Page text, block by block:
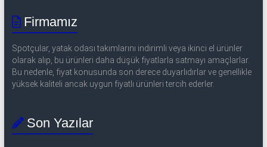
Firmamız
Spotçular, yatak odası takımlarını indirimli veya ikinci el ürünler
olarak alıp, bu ürünleri daha düşük fiyatlarla satmayı amaçlarlar.
Bu nedenle, fiyat konusunda son derece duyarlıdırlar ve genellikle
yüksek kaliteli ancak uygun fiyatlı ürünleri tercih ederler.
Son Yazılar